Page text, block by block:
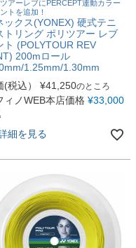
アーレブにPERCEPT連動カラー
トを追加！
ックス(YONEX) 硬式テニ
トリング ポリツアー レブ
ト (POLYTOUR REV
200mロール
1.25mm/1.30mm
(税込）
¥41,250のところ
ィノWEB本店価格 ¥33,000
細を見る